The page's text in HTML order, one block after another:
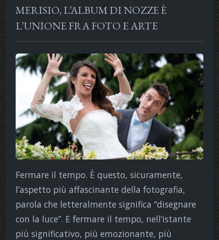
MERISIO, L’ALBUM DI NOZZE È
L’UNIONE FRA FOTO E ARTE
Fermare il tempo. È questo, sicuramente,
l’aspetto più affascinante della fotografia,
parola che letteralmente significa “disegnare
con la luce”. E fermare il tempo, nell’istante
più significativo, più emozionante, più